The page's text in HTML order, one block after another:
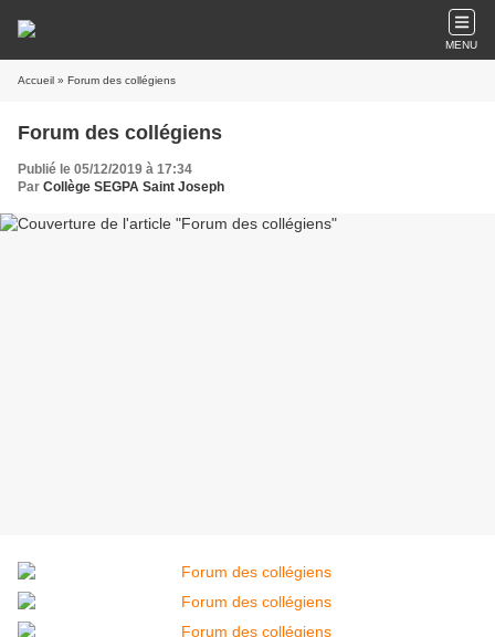
MENU
Accueil » Forum des collégiens
Forum des collégiens
Publié le 05/12/2019 à 17:34
Par Collège SEGPA Saint Joseph